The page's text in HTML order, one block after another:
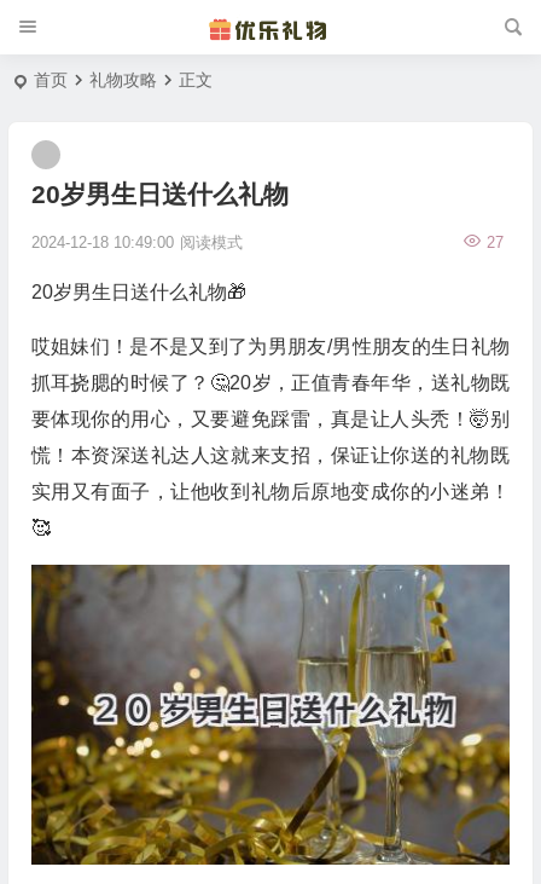
首页 礼物攻略 正文
20岁男生日送什么礼物
2024-12-18 10:49:00 27
阅读模式
20岁男生日送什么礼物🎁
哎姐妹们！是不是又到了为男朋友/男性朋友的生日礼物
抓耳挠腮的时候了？🤔20岁，正值青春年华，送礼物既
要体现你的用心，又要避免踩雷，真是让人头秃！🤯别
慌！本资深送礼达人这就来支招，保证让你送的礼物既
实用又有面子，让他收到礼物后原地变成你的小迷弟！
🥰